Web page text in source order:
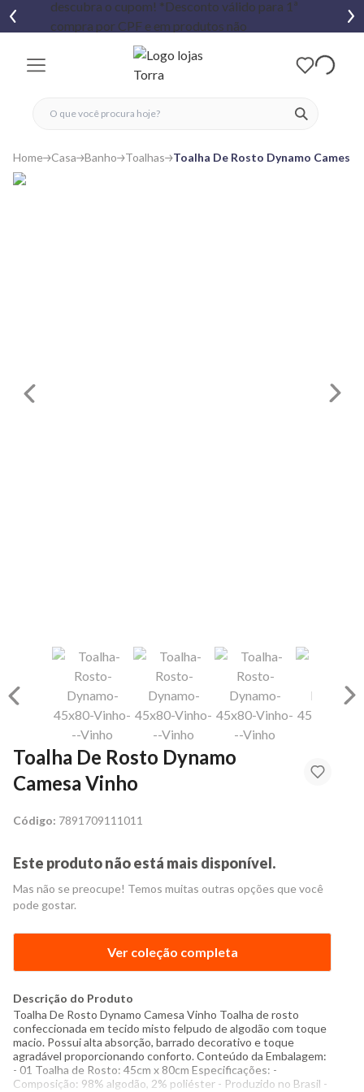
ver
fechar menu
fechar menu
favoritos
Home Casa Banho Toalhas Toalha De Rosto Dynamo Camesa
Toalha De Rosto Dynamo
Camesa Vinho
Código: 7891709111011
Este produto não está mais disponível.
Mas não se preocupe! Temos muitas outras opções que você
pode gostar.
Ver coleção completa
Descrição do Produto
Toalha De Rosto Dynamo Camesa Vinho Toalha de rosto
confeccionada em tecido misto felpudo de algodão com toque
macio. Possui alta absorção, barrado decorativo e toque
agradável proporcionando conforto. Conteúdo da Embalagem:
- 01 Toalha de Rosto: 45cm x 80cm Especificações: -
Composição: 98% algodão, 2% poliéster - Produzido no Brasil -